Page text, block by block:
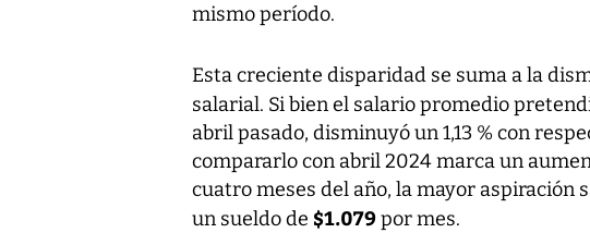
mismo período.
Esta creciente disparidad se suma a la
salarial. Si bien el salario promedio
abril pasado, disminuyó un 1,13 % con
compararlo con abril 2024 marca un
cuatro meses del año, la mayor aspiración
un sueldo de $1.079por mes.